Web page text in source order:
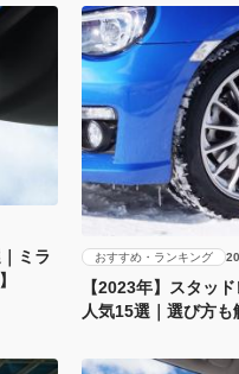
ミラ
おすすめ・ランキング
【2023年】スタッ
人気15選｜選び方も